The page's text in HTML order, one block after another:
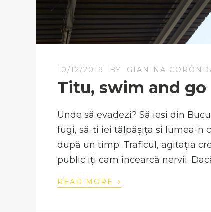
10/12/2019 BY GIANINA
Titu, swim and go
Unde să evadezi? Să ieși din
fugi, să-ți iei tălpășița și lumea-n
după un timp. Traficul, agitația
public iți cam încearcă nervii.
READ MORE ›